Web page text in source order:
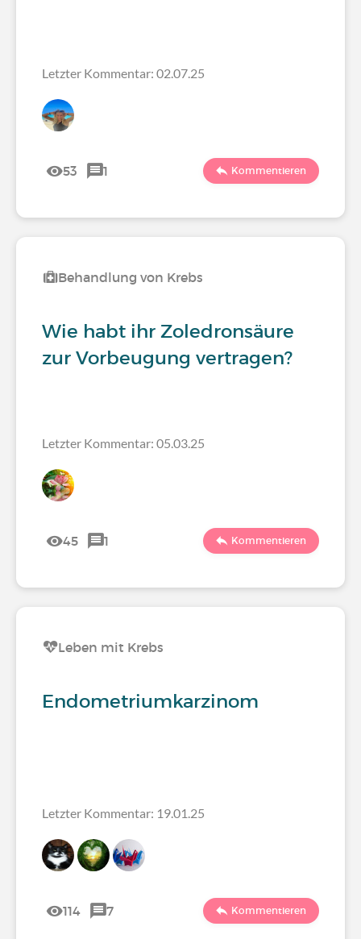
Letzter Kommentar: 02.07.25
53 1 Kommentieren
Behandlung von Krebs
Wie habt ihr Zoledronsäure
zur Vorbeugung vertragen?
Letzter Kommentar: 05.03.25
45 1 Kommentieren
Leben mit Krebs
Endometriumkarzinom
Letzter Kommentar: 19.01.25
114 7 Kommentieren